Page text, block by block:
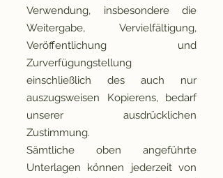
Verwendung, insbesondere die
Weitergabe, Vervielfältigung,
Veröffentlichung und
Zurverfügungstellung
einschließlich des auch nur
auszugsweisen Kopierens, bedarf
unserer ausdrücklichen
Zustimmung.
Sämtliche oben angeführte
Unterlagen können jederzeit von